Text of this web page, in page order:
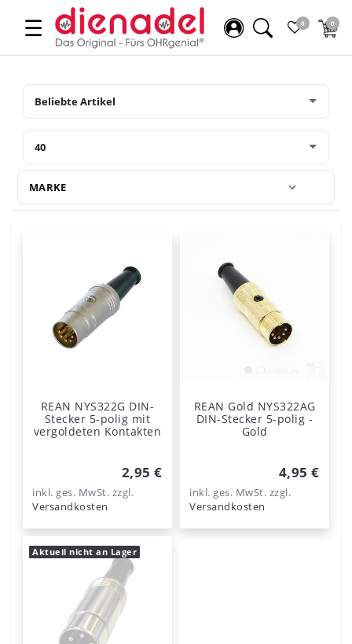
☰ 0 0
MARKE
REAN NYS322G DIN-
Stecker 5-polig mit
vergoldeten Kontakten
2,95 €
inkl. ges. MwSt. zzgl.
Versandkosten
REAN Gold NYS322AG
DIN-Stecker 5-polig -
Gold
4,95 €
inkl. ges. MwSt. zzgl.
Versandkosten
Aktuell nicht an Lager